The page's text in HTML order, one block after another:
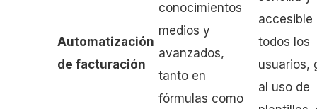
Automatización
de facturación
conocimientos
medios y
avanzados,
tanto en
fórmulas como
accesible
todos los
usuarios,
al uso de